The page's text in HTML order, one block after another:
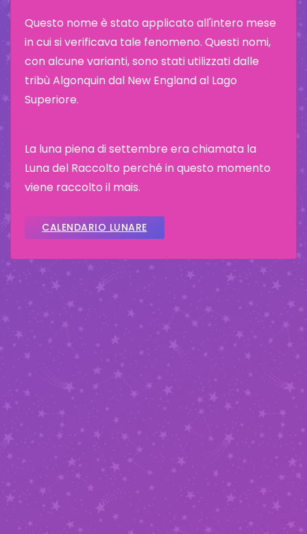
Questo nome è stato applicato all'intero mese
in cui si verificava tale fenomeno. Questi nomi,
con alcune varianti, sono stati utilizzati dalle
tribù Algonquin dal New England al Lago
Superiore.
La luna piena di settembre era chiamata la
Luna del Raccolto perché in questo momento
viene raccolto il mais.
CALENDARIO LUNARE